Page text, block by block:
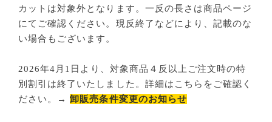
カットは対象外となります。一反の長さは商品ページ
にてご確認ください。現反終了などにより、記載のな
い場合もございます。
2026年4月1日より、対象商品４反以上ご注文時の特
別割引は終了いたしました。詳細はこちらをご確認く
ださい。→卸販売条件変更のお知らせ